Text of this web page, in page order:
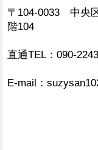
〒104-0033 中央
階104
直通TEL：090-
E-mail：